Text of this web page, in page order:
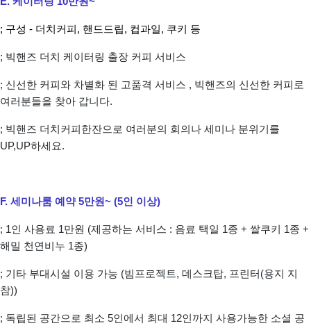
; 구성 - 더치커피, 핸드드립, 컵과일, 쿠키 등
; 빅핸즈 더치 케이터링 출장 커피 서비스
; 신선한 커피와 차별화 된 고품격 서비스 , 빅핸즈의 신선한 커피로
여러분들을 찾아 갑니다.
; 빅핸즈 더치커피한잔으로 여러분의 회의나 세미나 분위기를
UP,UP하세요.
F. 세미나룸 예약 5만원~ (5인 이상)
; 1인 사용료 1만원 (제공하는 서비스 : 음료 택일 1종 + 쌀쿠키 1종 +
해밀 천연비누 1종)
; 기타 부대시설 이용 가능 (빔프로젝트, 데스크탑, 프린터(용지 지
참))
; 독립된 공간으로 최소 5인에서 최대 12인까지 사용가능한 소셜 공